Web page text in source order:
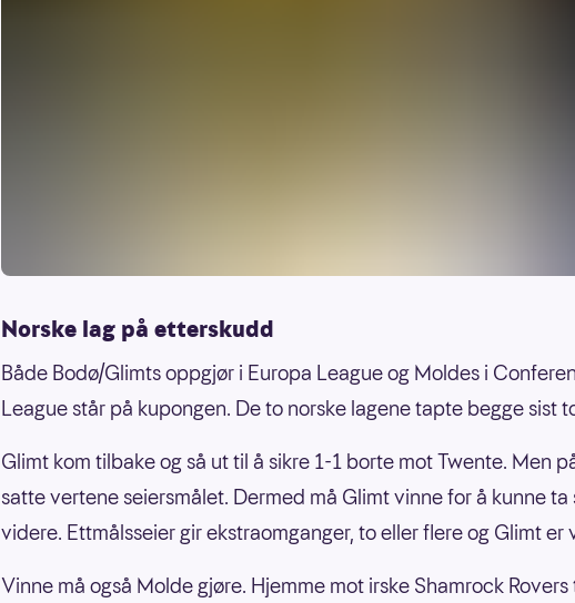
Norske lag på etterskudd
Både Bodø/Glimts oppgjør i Europa League og Moldes i
League står på kupongen. De to norske lagene tapte begge sist
Glimt kom tilbake og så ut til å sikre 1-1 borte mot Twente. Men
satte vertene seiersmålet. Dermed må Glimt vinne for å kunne ta
videre. Ettmålsseier gir ekstraomganger, to eller flere og Glimt er
Vinne må også Molde gjøre. Hjemme mot irske Shamrock